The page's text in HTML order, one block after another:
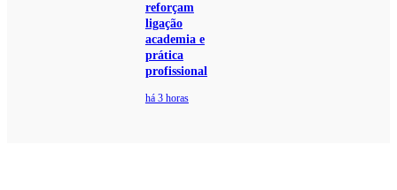
reforçam
ligação
academia e
prática
profissional
há 3 horas